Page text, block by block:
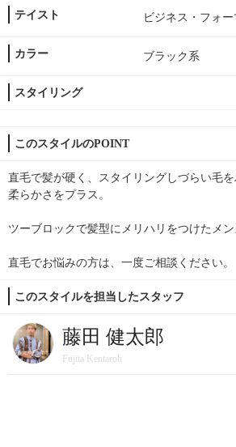
テイスト ビジネス・フォ
カラー ブラック系
スタイリング
このスタイルのPOINT
直毛で髪が硬く、スタイリングしづらい毛
柔らかさをプラス。
ツーブロックで髪型にメリハリをつけたメン
直毛でお悩みの方は、一度ご相談ください。
このスタイルを担当したスタッフ
藤田 健太郎
Fujita Kentaroh